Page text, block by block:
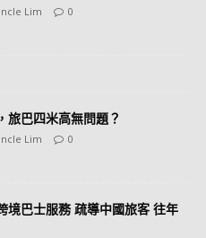
Lim 0
旅巴四米高無問題？
Lim 0
境巴士服務 疏導中國旅客 往年